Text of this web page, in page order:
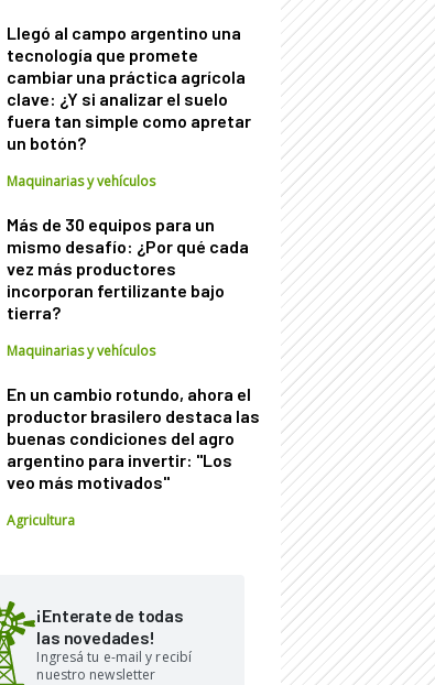
Llegó al campo argentino una
tecnología que promete
cambiar una práctica agrícola
clave: ¿Y si analizar el suelo
fuera tan simple como apretar
un botón?
Maquinarias y vehículos
Más de 30 equipos para un
mismo desafío: ¿Por qué cada
vez más productores
incorporan fertilizante bajo
tierra?
Maquinarias y vehículos
En un cambio rotundo, ahora el
productor brasilero destaca las
buenas condiciones del agro
argentino para invertir: "Los
veo más motivados"
Agricultura
¡Enterate de todas
las novedades!
Ingresá tu e-mail y recibí
nuestro newsletter